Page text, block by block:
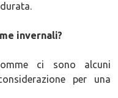
invernali?
ci sono alcuni
per una